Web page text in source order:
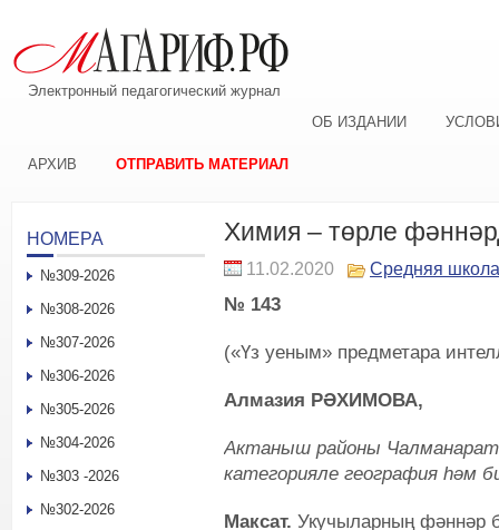
Электронный педагогический журнал
ОБ ИЗДАНИИ
АРХИВ ОТПРАВИТЬ МАТЕРИАЛ
Химия – төрле
11.02.2020 Средняя школа
№ 143
(«Үз уеным» предметара
Алмазия РӘХИМОВА,
Актаныш районы
категорияле география һәм
Максат. Укучыларның фәннәр
НОМЕРА
№309-2026
№308-2026
№307-2026
№306-2026
№305-2026
№304-2026
№303 -2026
№302-2026